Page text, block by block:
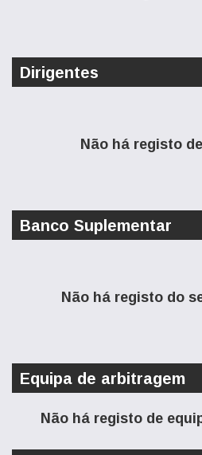
Dirigentes
Não há registo
Banco Suplementar
Não há registo do
Equipa de arbitragem
Não há registo de